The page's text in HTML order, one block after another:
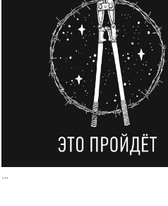
...